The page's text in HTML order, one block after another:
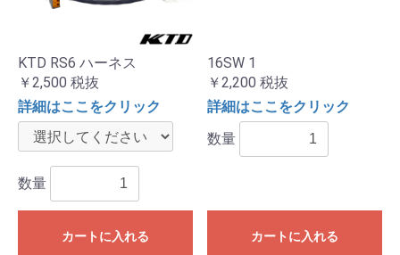
KTD RS6 ハーネス
￥2,500 税抜
詳細はここをクリック
数量
カートに入れる
16SW 1
￥2,200 税抜
詳細はここをクリック
数量
カートに入れる